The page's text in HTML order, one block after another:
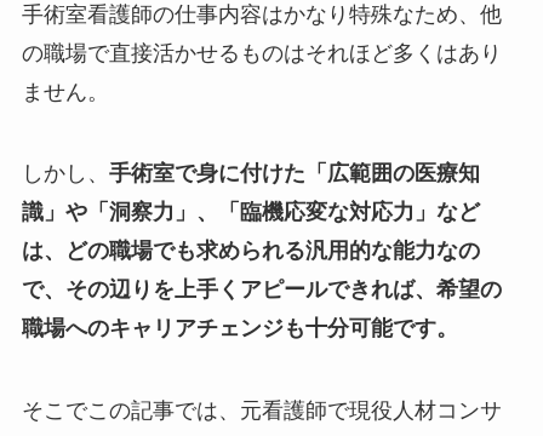
手術室看護師の仕事内容はかなり特殊なため、他
の職場で直接活かせるものはそれほど多くはあり
ません。
しかし、 手術室で身に付けた「広範囲の医療知
識」や「洞察力」、「臨機応変な対応力」など
は、どの職場でも求められる汎用的な能力なの
で、その辺りを上手くアピールできれば、希望の
職場へのキャリアチェンジも十分可能です。
そこでこの記事では、元看護師で現役人材コンサ